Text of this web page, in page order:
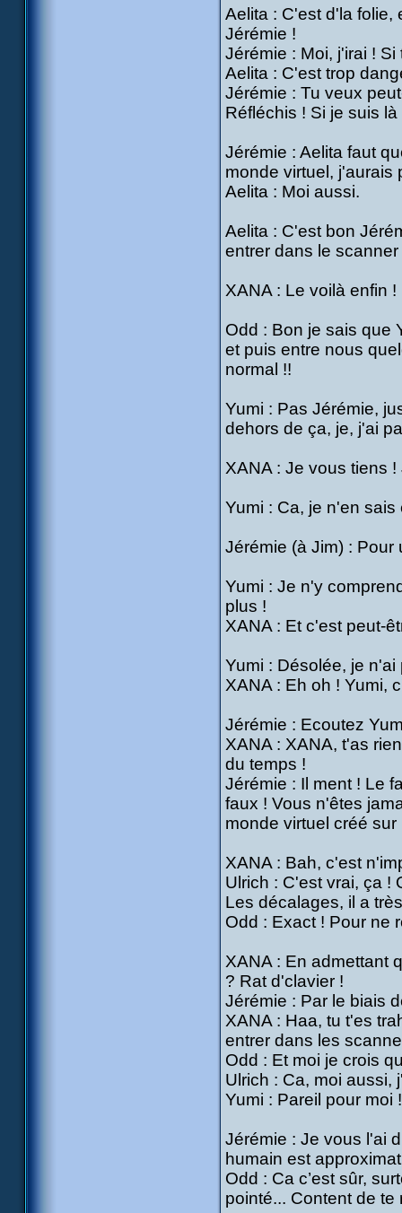
Aelita : C'est d'la folie,
Jérémie !
Jérémie : Moi, j'irai !
Aelita : C'est trop
Jérémie : Tu veux
Réfléchis ! Si je suis
Jérémie : Aelita faut
monde virtuel, j'aurais
Aelita : Moi aussi.
Aelita : C'est bon
entrer dans le
XANA : Le voilà enfin
Odd : Bon je sais que
et puis entre nous
normal !!
Yumi : Pas Jérémie,
dehors de ça, je, j'ai
XANA : Je vous tiens
Yumi : Ca, je n'en
Jérémie (à Jim) : Pour
Yumi : Je n'y
plus !
XANA : Et c'est peut-
Yumi : Désolée, je
XANA : Eh oh ! Yumi,
Jérémie : Ecoutez
XANA : XANA, t'as
du temps !
Jérémie : Il ment ! Le
faux ! Vous n'êtes
monde virtuel créé sur
XANA : Bah, c'est
Ulrich : C'est vrai, ça !
Les décalages, il a
Odd : Exact ! Pour ne
XANA : En admettant
? Rat d'clavier !
Jérémie : Par le biais
XANA : Haa, tu t'es
entrer dans les
Odd : Et moi je crois
Ulrich : Ca, moi aussi,
Yumi : Pareil pour moi !
Jérémie : Je vous l'ai
humain est
Odd : Ca c’est sûr,
pointé... Content de te